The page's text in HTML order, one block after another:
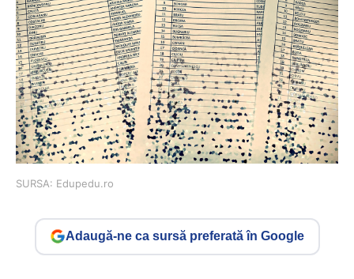
SURSA: Edupedu.ro
Adaugă-ne ca sursă preferată în Google